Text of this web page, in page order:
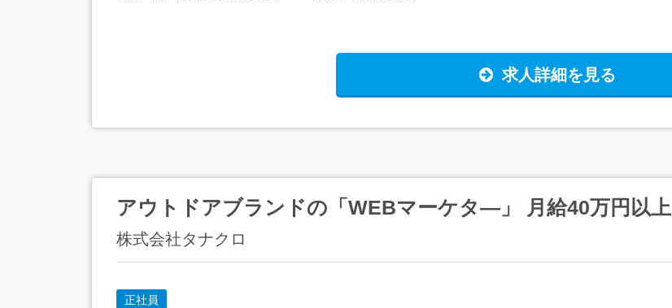
求人詳細を見る
アウトドアブランドの「WEBマーケタ―」 月給40万円以上
株式会社タナクロ
正社員